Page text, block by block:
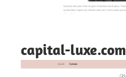
capital-luxe.com